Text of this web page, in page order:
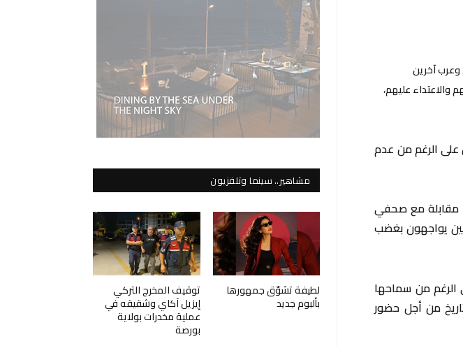
وعرب آخرين
والاعتداء عليهم،
الرغم من عدم
مقابلة مع صحفي
يواجهون بغضب
الرغم من سماحها
من أجل حضور
مشاهير.. سينما وتلفزيون
لطيفة تشوّق جمهورها
بألبوم جديد
توقيف المخرج التركي
إيزيل آكاي وشقيقه في
عملية مخدرات بولاية
بورصة